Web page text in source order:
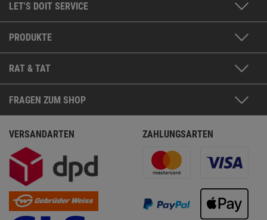
LET'S DOIT SERVICE
PRODUKTE
RAT & TAT
FRAGEN ZUM SHOP
VERSANDARTEN ZAHLUNGSARTEN